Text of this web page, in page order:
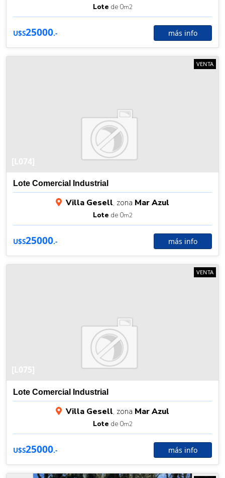
Lote de 0m2
U$S25000.- más info
VENTA
Lote Comercial Industrial
Villa Gesell, zona Mar Azul
Lote de 0m2
U$S25000.- más info
VENTA
Lote Comercial Industrial
Villa Gesell, zona Mar Azul
Lote de 0m2
U$S25000.- más info